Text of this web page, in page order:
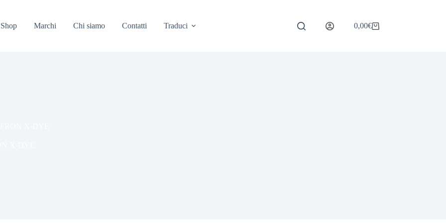
Shop Marchi Chi siamo Contatti Traduci Carrello
0,00€